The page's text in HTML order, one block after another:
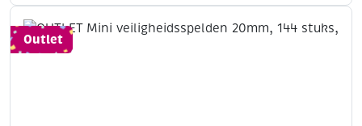
144
stuks,
zilver
Outlet